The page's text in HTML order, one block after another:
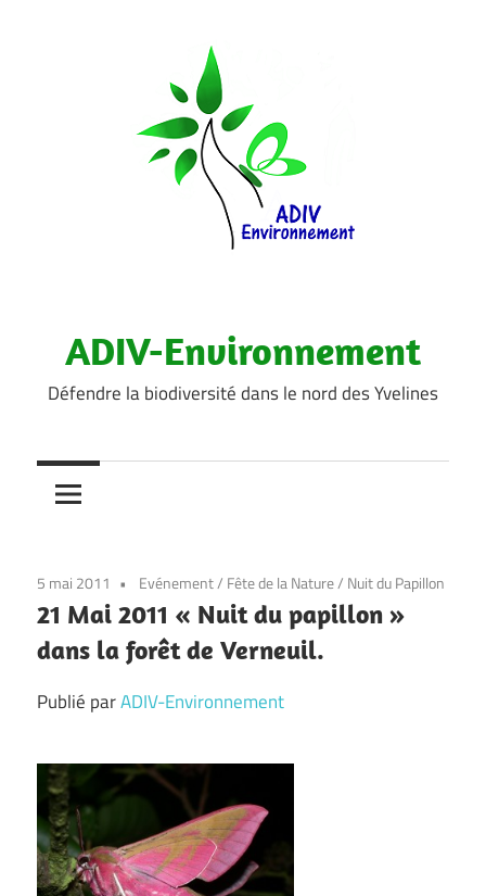
ADIV-Environnement
Défendre la biodiversité dans le nord des Yvelines
5 mai 2011 Evénement/ Fête de la Nature/ Nuit du Papillon
21 Mai 2011 « Nuit du papillon »
dans la forêt de Verneuil.
Publié parADIV-Environnement